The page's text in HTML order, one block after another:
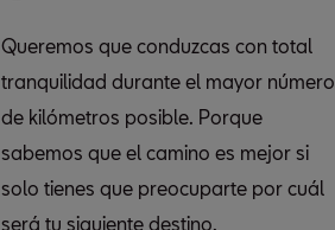
Queremos que conduzcas con total
tranquilidad durante el mayor número
de kilómetros posible. Porque
sabemos que el camino es mejor si
solo tienes que preocuparte por cuál
será tu siguiente destino.